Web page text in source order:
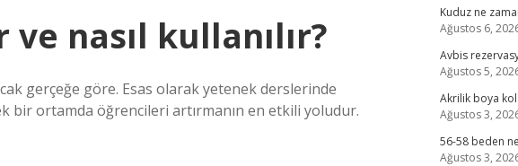
nasıl kullanılır?
gerçeğe göre. Esas olarak yetenek derslerinde
bir ortamda öğrencileri artırmanın en etkili yoludur.
Kuduz ne
Ağustos 6,
Avbis
Ağustos 5,
Akrilik boya
Ağustos 3,
56-58 beden
Ağustos 3,